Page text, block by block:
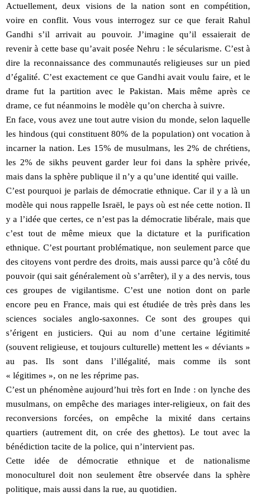
Actuellement, deux visions de la nation sont en compétition,
voire en conflit. Vous vous interrogez sur ce que ferait Rahul
Gandhi s’il arrivait au pouvoir. J’imagine qu’il essaierait de
revenir à cette base qu’avait posée Nehru : le sécularisme. C’est à
dire la reconnaissance des communautés religieuses sur un pied
d’égalité. C’est exactement ce que Gandhi avait voulu faire, et le
drame fut la partition avec le Pakistan. Mais même après ce
drame, ce fut néanmoins le modèle qu’on chercha à suivre.
En face, vous avez une tout autre vision du monde, selon laquelle
les hindous (qui constituent 80% de la population) ont vocation à
incarner la nation. Les 15% de musulmans, les 2% de chrétiens,
les 2% de sikhs peuvent garder leur foi dans la sphère privée,
mais dans la sphère publique il n’y a qu’une identité qui vaille.
C’est pourquoi je parlais de démocratie ethnique. Car il y a là un
modèle qui nous rappelle Israël, le pays où est née cette notion. Il
y a l’idée que certes, ce n’est pas la démocratie libérale, mais que
c’est tout de même mieux que la dictature et la purification
ethnique. C’est pourtant problématique, non seulement parce que
des citoyens vont perdre des droits, mais aussi parce qu’à côté du
pouvoir (qui sait généralement où s’arrêter), il y a des nervis, tous
ces groupes de vigilantisme. C’est une notion dont on parle
encore peu en France, mais qui est étudiée de très près dans les
sciences sociales anglo-saxonnes. Ce sont des groupes qui
s’érigent en justiciers. Qui au nom d’une certaine légitimité
(souvent religieuse, et toujours culturelle) mettent les « déviants »
au pas. Ils sont dans l’illégalité, mais comme ils sont
« légitimes », on ne les réprime pas.
C’est un phénomène aujourd’hui très fort en Inde : on lynche des
musulmans, on empêche des mariages inter-religieux, on fait des
reconversions forcées, on empêche la mixité dans certains
quartiers (autrement dit, on crée des ghettos). Le tout avec la
bénédiction tacite de la police, qui n’intervient pas.
Cette idée de démocratie ethnique et de nationalisme
monoculturel doit non seulement être observée dans la sphère
politique, mais aussi dans la rue, au quotidien.